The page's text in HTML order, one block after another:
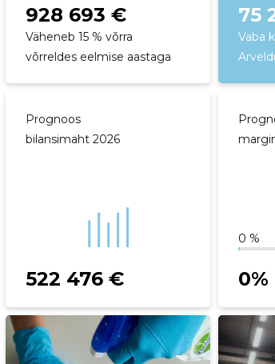
928 693 €
Väheneb 15 % võrra
võrreldes eelmise aastaga
75
Vaba
Prognoos
bilansimaht 2026
522 476 €
0 %
0%